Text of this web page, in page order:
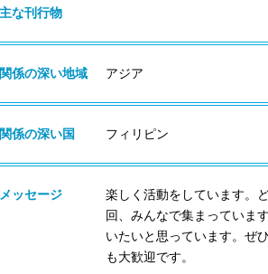
主な刊行物
関係の深い地域 アジア
関係の深い国 フィリピン
メッセージ
楽しく活動をしています。
回、みんなで集まっていま
いたいと思っています。ぜ
も大歓迎です。